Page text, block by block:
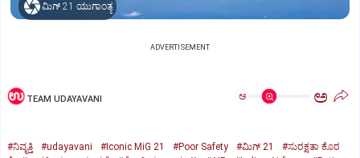
ಮಿಗ್‌ 21 ಯುಗಾಂತ್ಯ
ADVERTISEMENT
TEAM UDAYAVANI ಅ ಅ
#ನಿವೃತ್ತಿ #udayavani #Iconic MiG 21 #Poor Safety #ಮಿಗ್‌ 21
#ಸುರಕ್ಷತಾ ಕೊರ